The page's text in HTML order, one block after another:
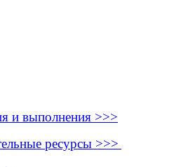
и выполнения >>>
ресурсы >>>